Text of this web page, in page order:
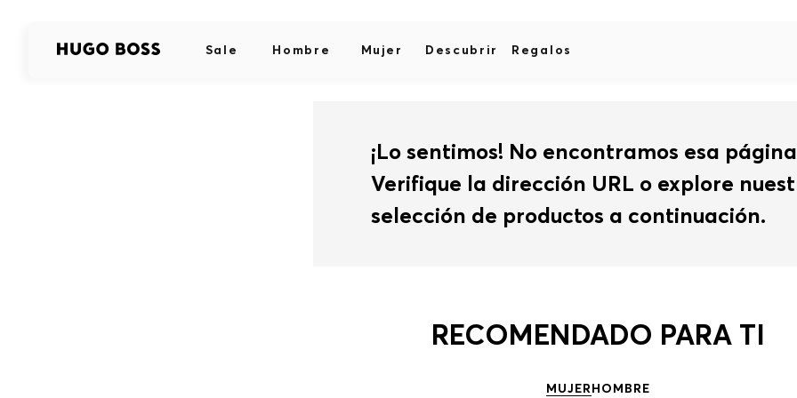
Sale Hombre Mujer Descubrir Regalos
¡Lo sentimos! No encontramos esa
Verifique la dirección URL o explore
selección de productos a continuación.
RECOMENDADO PARA TI
MUJERHOMBRE